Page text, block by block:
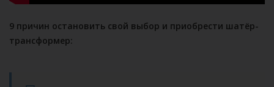
9 причин остановить свой выбор и приобрести шатёр-
трансформер: